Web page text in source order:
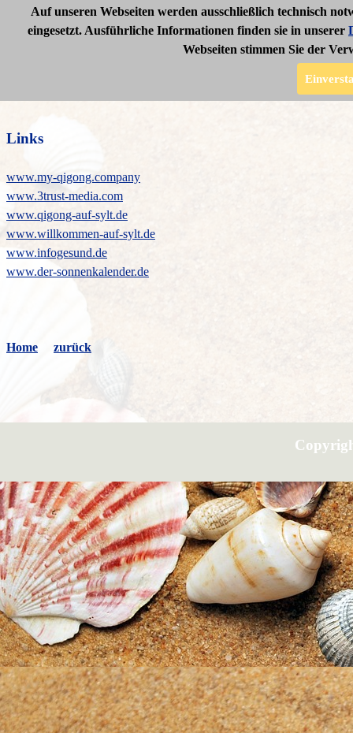
Auf unseren Webseiten werden ausschließlich technisch
eingesetzt. Ausführliche Informationen finden sie in unserer
Webseiten stimmen Sie der
Links
www.my-qigong.company
www.3trust-media.com
www.qigong-auf-sylt.de
www.willkommen-auf-sylt.de
www.infogesund.de
www.der-sonnenkalender.de
Home zurück